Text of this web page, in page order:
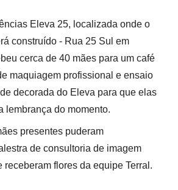
Eleva 25, localizada onde o
construído - Rua 25 Sul em
cerca de 40 mães para um café
maquiagem profissional e ensaio
decorada do Eleva para que elas
lembrança do momento.
presentes puderam
de consultoria de imagem
receberam flores da equipe Terral.